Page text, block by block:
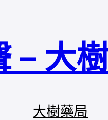
– 大
大樹藥局